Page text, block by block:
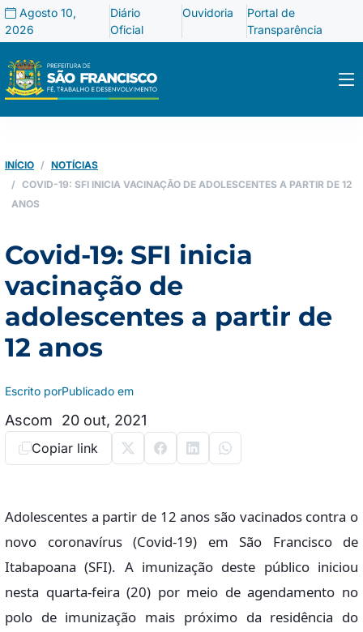
Agosto 10,
2026
Diário
Oficial
Ouvidoria
Portal de
Transparência
INÍCIO
NOTÍCIAS
COVID-19: SFI INICIA VACINAÇÃO DE ADOLESCENTES A PARTIR DE 12
ANOS
Covid-19: SFI inicia
vacinação de
adolescentes a partir de
12 anos
Escrito por
Ascom
Publicado em
20 out, 2021
Copiar link
Adolescentes a partir de 12 anos são vacinados contra o
novo coronavírus (Covid-19) em São Francisco de
Itabapoana (SFI). A imunização deste público iniciou
nesta quarta-feira (20) por meio de agendamento no
polo de imunização mais próximo da residência do